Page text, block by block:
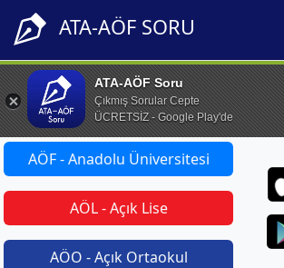
ATA-AÖF SORU
ATA-AÖF Soru
Çıkmış Sorular Cepte
ÜCRETSİZ - Google Play'de
AÖF - Anadolu Üniversitesi
AÖL - Açık Lise
AÖO - Açık Ortaokul